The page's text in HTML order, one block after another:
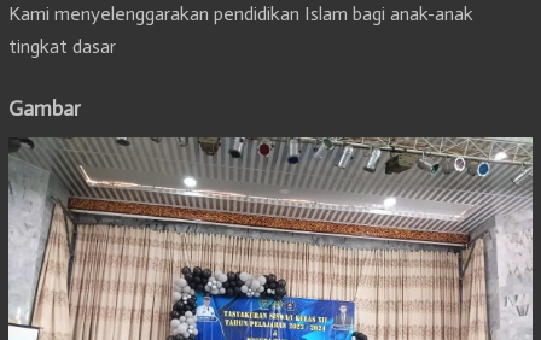
Kami menyelenggarakan pendidikan Islam bagi anak-anak
tingkat dasar
Gambar